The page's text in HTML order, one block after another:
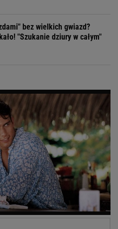
bez wielkich gwiazd?
"Szukanie dziury w całym"